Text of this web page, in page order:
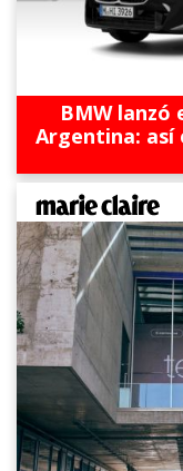
BMW lanzó
Argentina: así